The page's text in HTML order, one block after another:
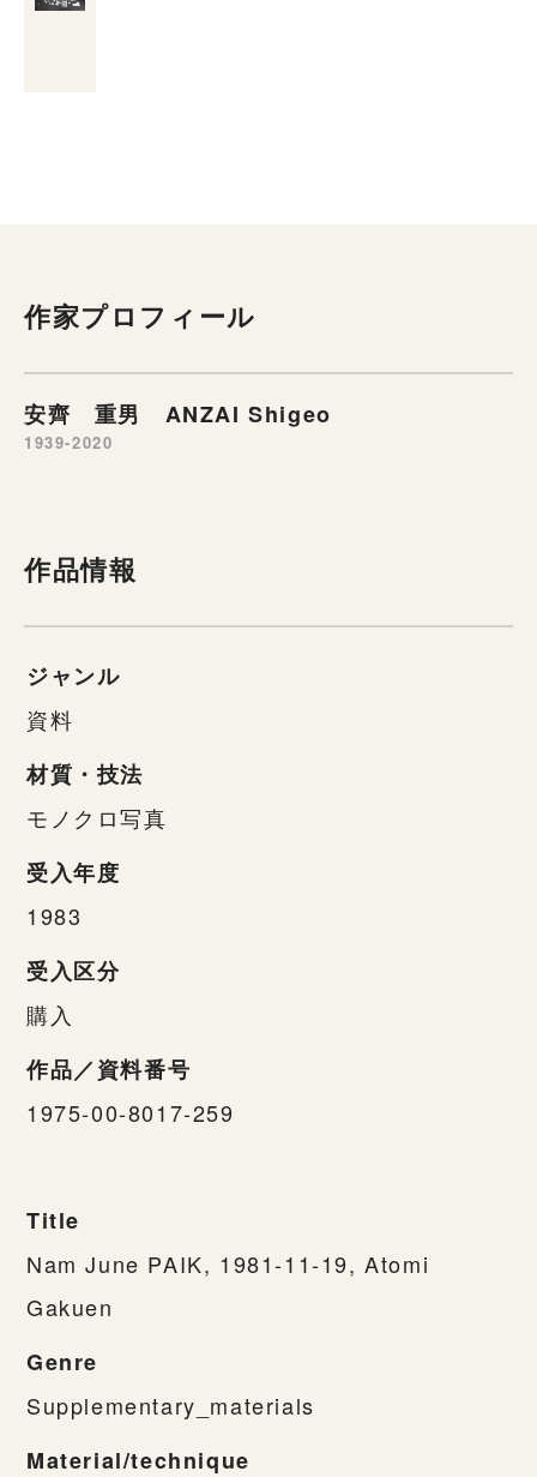
作家プロフィール
安齊 重男 ANZAI Shigeo
1939-2020
作品情報
ジャンル
資料
材質・技法
モノクロ写真
受入年度
1983
受入区分
購入
作品／資料番号
1975-00-8017-259
Title
Nam June PAIK, 1981-11-19, Atomi
Gakuen
Genre
Supplementary_materials
Material/technique